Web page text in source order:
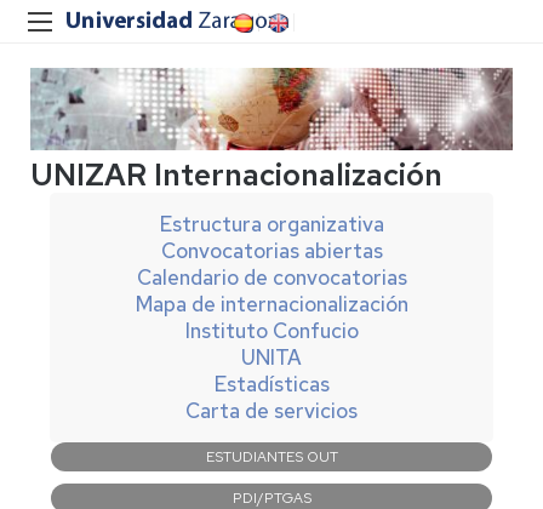
UNIZAR Internacionalización
Estructura organizativa
Convocatorias abiertas
Calendario de convocatorias
Mapa de internacionalización
Instituto Confucio
UNITA
Estadísticas
Carta de servicios
Navegación
principal
ESTUDIANTES OUT
PDI/PTGAS